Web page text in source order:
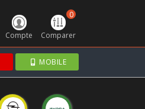
Compte
0
Comparer
MOBILE